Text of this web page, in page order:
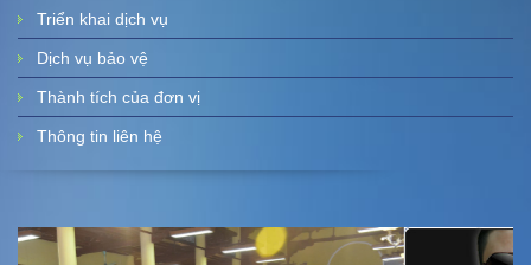
Triển khai dịch vụ
Dịch vụ bảo vệ
Thành tích của đơn vị
Thông tin liên hệ